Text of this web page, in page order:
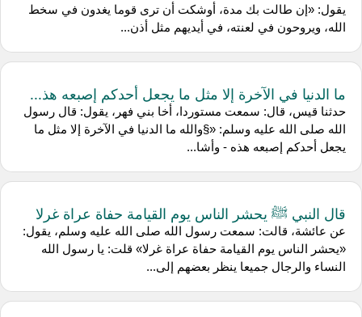
يقول: «إن طالت بك مدة، أوشكت أن ترى قوما يغدون في سخط
الله، ويروحون في لعنته، في أيديهم مثل أذن...
ما الدنيا في الآخرة إلا مثل ما يجعل أحدكم إصبعه هذ...
حدثنا قيس، قال: سمعت مستوردا، أخا بني فهر، يقول: قال رسول
الله صلى الله عليه وسلم: «§والله ما الدنيا في الآخرة إلا مثل ما
يجعل أحدكم إصبعه هذه - وأشا...
قال النبي ﷺ يحشر الناس يوم القيامة حفاة عراة غرلا
عن عائشة، قالت: سمعت رسول الله صلى الله عليه وسلم، يقول:
«يحشر الناس يوم القيامة حفاة عراة غرلا» قلت: يا رسول الله
النساء والرجال جميعا ينظر بعضهم إلى...